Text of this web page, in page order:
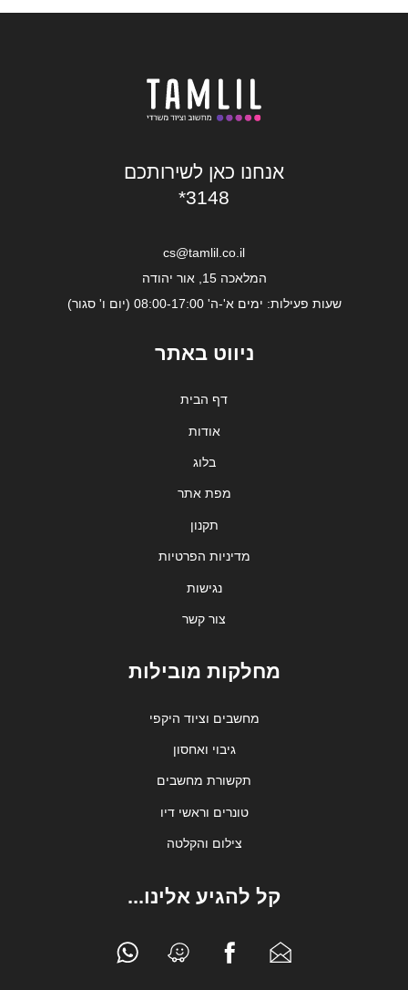
אנחנו כאן לשירותכם
*3148
cs@tamlil.co.il
המלאכה 15, אור יהודה
שעות פעילות: ימים א'-ה' 08:00-17:00 (יום ו' סגור)
ניווט באתר
דף הבית
אודות
בלוג
מפת אתר
תקנון
מדיניות הפרטיות
נגישות
צור קשר
מחלקות מובילות
מחשבים וציוד היקפי
גיבוי ואחסון
תקשורת מחשבים
טונרים וראשי דיו
צילום והקלטה
קל להגיע אלינו...